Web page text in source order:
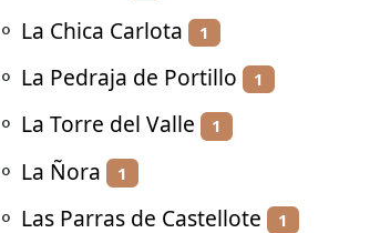
⚬ La Chica Carlota 1
⚬ La Pedraja de Portillo 1
⚬ La Torre del Valle 1
⚬ La Ñora 1
⚬ Las Parras de Castellote 1